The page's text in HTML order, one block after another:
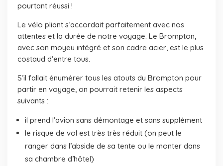
pourtant réussi !
Le vélo pliant s’accordait parfaitement avec nos
attentes et la durée de notre voyage. Le Brompton,
avec son moyeu intégré et son cadre acier, est le plus
costaud d’entre tous.
S’il fallait énumérer tous les atouts du Brompton pour
partir en voyage, on pourrait retenir les aspects
suivants :
il prend l’avion sans démontage et sans supplément
le risque de vol est très très réduit (on peut le
ranger dans l’abside de sa tente ou le monter dans
sa chambre d’hôtel)